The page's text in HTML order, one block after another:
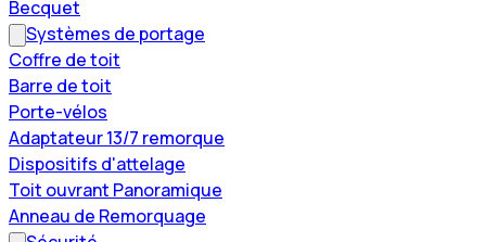
Becquet
Systèmes de portage
Coffre de toit
Barre de toit
Porte-vélos
Adaptateur 13/7 remorque
Dispositifs d'attelage
Toit ouvrant Panoramique
Anneau de Remorquage